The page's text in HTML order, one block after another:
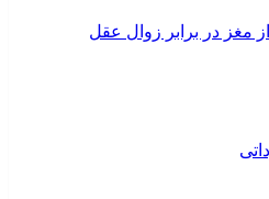
در برابر زوال عقل